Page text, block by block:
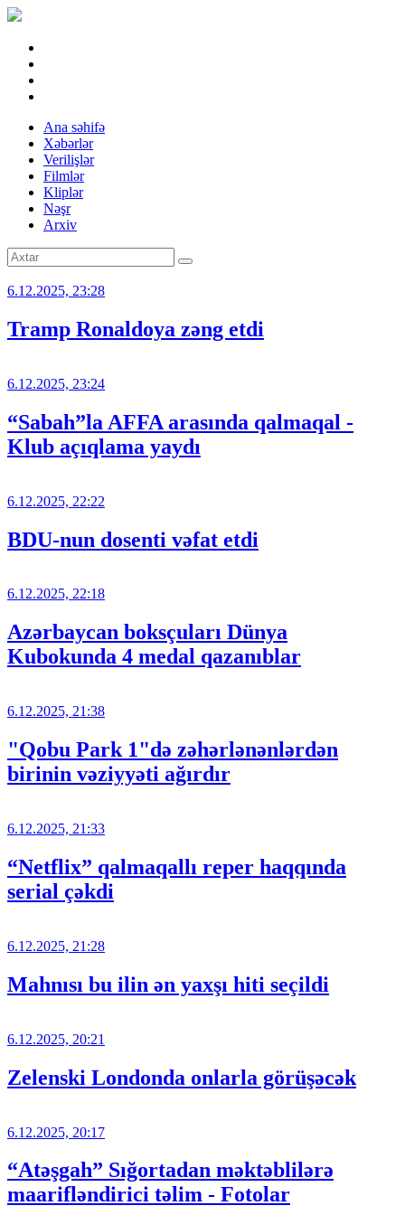
Ana səhifə
Xəbərlər
Verilişlər
Filmlər
Kliplər
Nəşr
Arxiv
6.12.2025, 23:28
Tramp Ronaldoya zəng etdi
6.12.2025, 23:24
“Sabah”la AFFA arasında qalmaqal -
Klub açıqlama yaydı
6.12.2025, 22:22
BDU-nun dosenti vəfat etdi
6.12.2025, 22:18
Azərbaycan boksçuları Dünya
Kubokunda 4 medal qazanıblar
6.12.2025, 21:38
"Qobu Park 1"də zəhərlənənlərdən
birinin vəziyyəti ağırdır
6.12.2025, 21:33
“Netflix” qalmaqallı reper haqqında
serial çəkdi
6.12.2025, 21:28
Mahnısı bu ilin ən yaxşı hiti seçildi
6.12.2025, 20:21
Zelenski Londonda onlarla görüşəcək
6.12.2025, 20:17
“Atəşgah” Sığortadan məktəblilərə
maarifləndirici təlim - Fotolar